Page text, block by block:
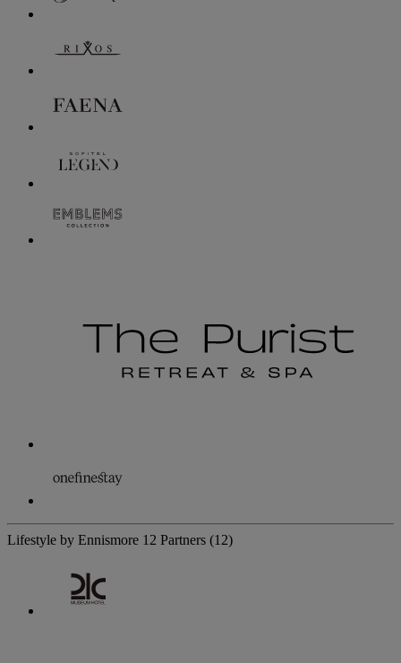
Lifestyle by Ennismore 12 Partners (12)